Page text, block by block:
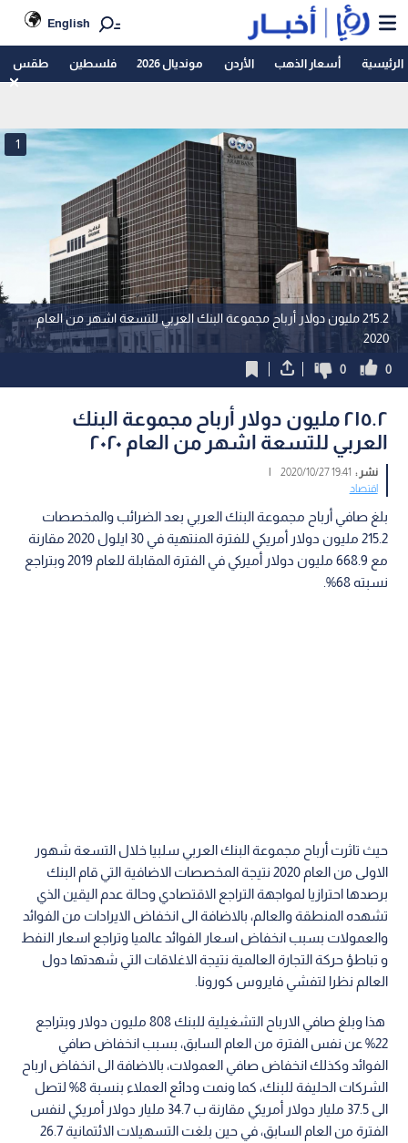
English
الرئيسية أسعار الذهب الأردن مونديال 2026 فلسطين طقس
215.2 مليون دولار أرباح مجموعة البنك العربي للتسعة اشهر من العام
2020
1
0
0
٢١٥.٢ مليون دولار أرباح مجموعة البنك
العربي للتسعة اشهر من العام ٢٠٢٠
نشر : 19:41 2020/10/27
|
اقتصاد
بلغ صافي أرباح مجموعة البنك العربي بعد الضرائب والمخصصات
215.2 مليون دولار أمريكي للفترة المنتهية في 30 ايلول 2020 مقارنة
مع 668.9 مليون دولار أميركي في الفترة المقابلة للعام 2019 وبتراجع
نسبته 68%.
حيث تاثرت أرباح مجموعة البنك العربي سلبيا خلال التسعة شهور
الاولى من العام 2020 نتيجة المخصصات الاضافية التي قام البنك
برصدها احترازيا لمواجهة التراجع الاقتصادي وحالة عدم اليقين الذي
تشهده المنطقة والعالم، بالاضافة الى انخفاض الايرادات من الفوائد
والعمولات بسبب انخفاض اسعار الفوائد عالميا وتراجع اسعار النفط
و تباطؤ حركة التجارة العالمية نتيجة الاغلاقات التي شهدتها دول
العالم نظرا لتفشي فايروس كورونا.
هذا وبلغ صافي الارباح التشغيلية للبنك 808 مليون دولار وبتراجع
22% عن نفس الفترة من العام السابق، بسبب انخفاض صافي
الفوائد وكذلك انخفاض صافي العمولات، بالاضافة الى انخفاض ارباح
الشركات الحليفة للبنك، كما ونمت ودائع العملاء بنسبة 8% لتصل
الى 37.5 مليار دولار أمريكي مقارنة ب 34.7 مليار دولار أمريكي لنفس
الفترة من العام السابق، في حين بلغت التسهيلات الائتمانية 26.7